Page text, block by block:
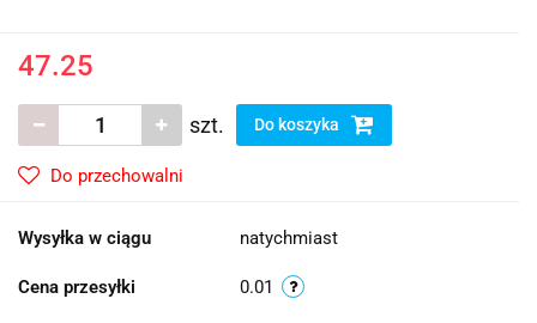
47.25
szt. Do koszyka
Do przechowalni
Wysyłka w ciągu natychmiast
Cena przesyłki 0.01